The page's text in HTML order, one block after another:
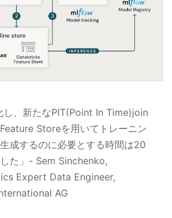
し、新たなPIT(Point In Time)join
Storeを用いてトレーニン
成するのに必要とする時間は20
た」- Sem Sinchenko,
Expert Data Engineer,
AG